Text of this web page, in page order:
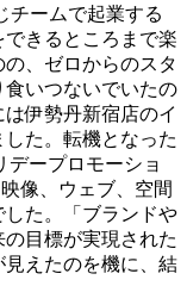
チームで起業する
きるところまで楽
、ゼロからのスタ
いつないでいたの
伊勢丹新宿店のイ
た。転機となった
デープロモーショ
像、ウェブ、空間
た。「ブランドや
目標が実現された
えたのを機に、結